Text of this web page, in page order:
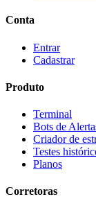
Conta
Entrar
Cadastrar
Produto
Terminal
Bots de
Criador de
Testes
Planos
Corretoras